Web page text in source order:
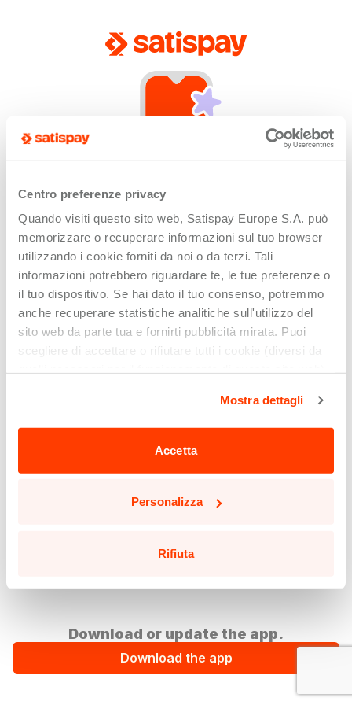
Centro preferenze privacy
Quando visiti questo sito web, Satispay Europe S.A. può
memorizzare o recuperare informazioni sul tuo browser
utilizzando i cookie forniti da noi o da terzi. Tali
informazioni potrebbero riguardare te, le tue preferenze o
il tuo dispositivo. Se hai dato il tuo consenso, potremmo
anche recuperare statistiche analitiche sull'utilizzo del
sito web da parte tua e fornirti pubblicità mirata. Puoi
scegliere di accettare o rifiutare tutti i cookie (diversi da
qui: puoi anche selezionare solo alcuni tipi di cookie e
confermare la selezione, cliccando sul pulsante
cliccando sul pulsante in basso a sinistra in qualsiasi
Mostra dettagli
Accetta
Personalizza
Rifiuta
App not installed
Unfortunately this link can only be opened by
devices with the Satispay app installed or updated.
Download or update the app.
Download the app